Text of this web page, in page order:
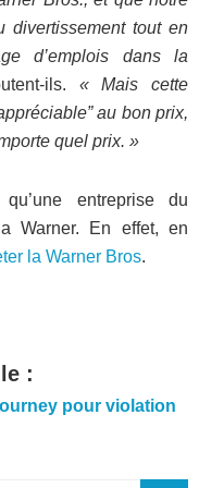
divertissement tout en
d’emplois dans la
ils. « Mais cette
au bon prix,
quel prix. »
entreprise du
Warner. En effet, en
la Warner Bros.
:
pour violation